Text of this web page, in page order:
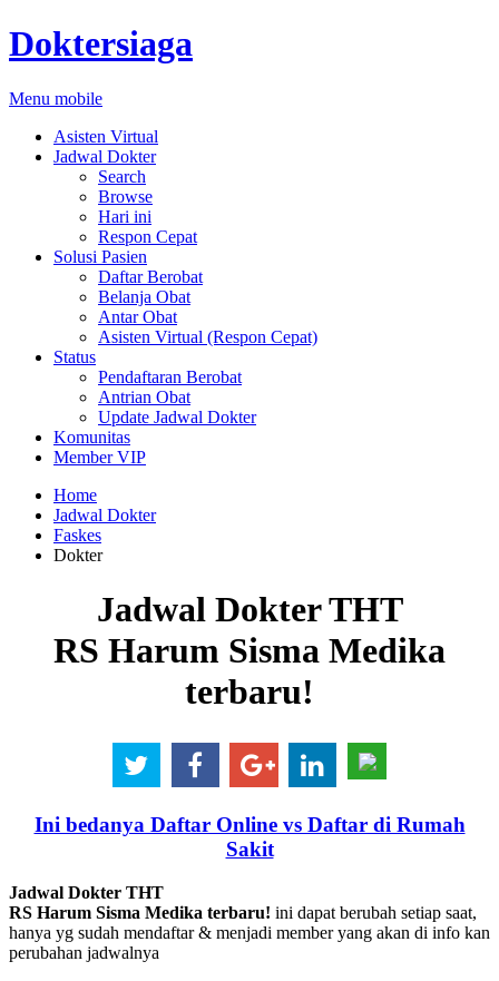
Doktersiaga
Menu mobile
Asisten Virtual
Jadwal Dokter
Search
Browse
Hari ini
Respon Cepat
Solusi Pasien
Daftar Berobat
Belanja Obat
Antar Obat
Asisten Virtual (Respon Cepat)
Status
Pendaftaran Berobat
Antrian Obat
Update Jadwal Dokter
Komunitas
Member VIP
Home
Jadwal Dokter
Faskes
Dokter
Jadwal Dokter THT
RS Harum Sisma Medika
terbaru!
Ini bedanya Daftar Online vs Daftar di Rumah
Sakit
Jadwal Dokter THT
RS Harum Sisma Medika terbaru! ini dapat berubah setiap saat,
hanya yg sudah mendaftar & menjadi member yang akan di info kan
perubahan jadwalnya